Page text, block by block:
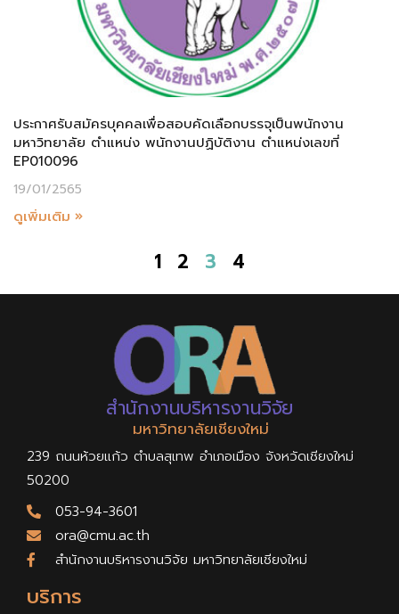
ประกาศรับสมัครบุคคลเพื่อสอบคัดเลือกบรรจุเป็นพนักงาน
มหาวิทยาลัย ตำแหน่ง พนักงานปฏิบัติงาน ตำแหน่งเลขที่
EP010096
19/01/2565
ดูเพิ่มเติม »
1 2 3 4
บริการ
สำนักงานบริหารงานวิจัย
มหาวิทยาลัยเชียงใหม่
239 ถนนห้วยแก้ว ตำบลสุเทพ อำเภอเมือง จังหวัดเชียงใหม่
50200
053-94-3601
ora@cmu.ac.th
สำนักงานบริหารงานวิจัย มหาวิทยาลัยเชียงใหม่